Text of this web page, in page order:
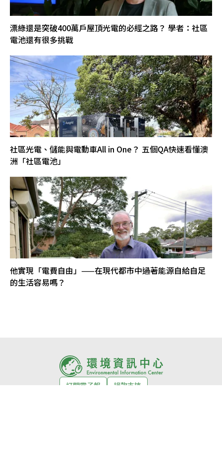
漂綠還是突破400萬戶屋頂光電的必經之路？ 學者：社區
電池還有很多挑戰
社區光電、儲能與電動車All in One？ 五個QA快速看懂澳
洲「社區電池」
他實現「電費自由」——在現代都市中過著能源自給自足
的生活容易嗎？
訂閱電子報
捐款支持